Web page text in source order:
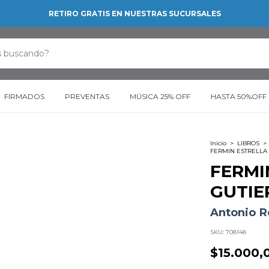
RETIRO GRATIS EN NUESTRAS SUCURSALES
FIRMADOS PREVENTAS MÚSICA 25% OFF HASTA 50%OFF
Inicio > LIBROS >
FERMIN
Antonio
SKU: 708148